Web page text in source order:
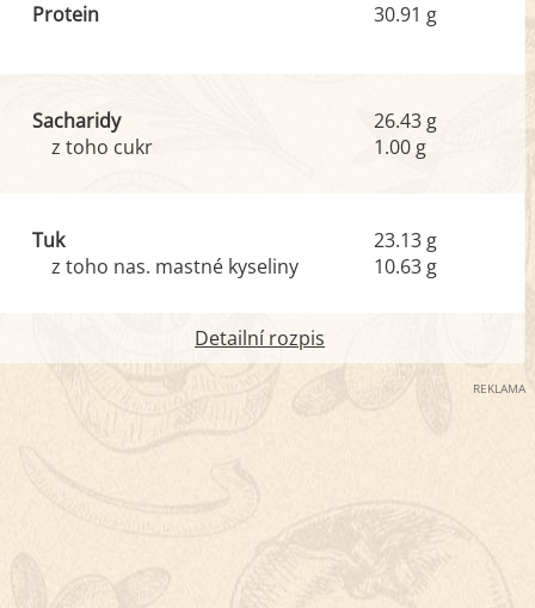
Protein 30.91 g
Sacharidy
z toho cukr
26.43 g
1.00 g
Tuk
z toho nas. mastné kyseliny
23.13 g
10.63 g
Detailní rozpis
REKLAMA